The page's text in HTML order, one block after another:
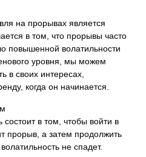
на прорывах является
в том, что прорывы часто
повышенной волатильности
уровня, мы можем
в своих интересах,
когда он начинается.
в том, чтобы войти в
прорыв, а затем продолжить
не спадет.